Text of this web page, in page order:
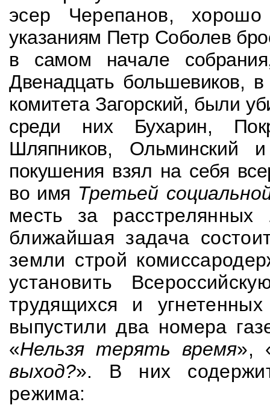
эсер Черепанов,
указаниям Петр Соболев
в самом начале
Двенадцать большевиков,
комитета Загорский, были
среди них Бухарин,
Шляпников, Ольминский
покушения взял на себя
во имя Третьей
месть за
ближайшая задача
земли строй
установить
трудящихся и
выпустили два номера
«Нельзя терять время»,
выход?». В них
режима: